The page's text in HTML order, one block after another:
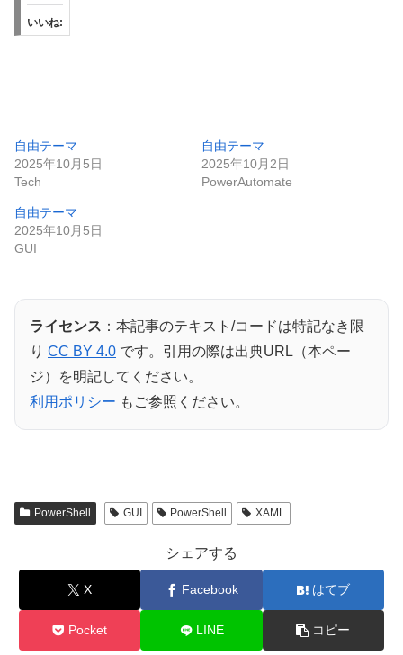
いいね:
自由テーマ
2025年10月5日
Tech
自由テーマ
2025年10月2日
PowerAutomate
自由テーマ
2025年10月5日
GUI
ライセンス ：本記事のテキスト/コードは特記なき限
り CC BY 4.0 です。引用の際は出典URL（本ペー
ジ）を明記してください。
利用ポリシー もご参照ください。
PowerShell GUI PowerShell XAML
シェアする
X Facebook はてブ
Pocket LINE コピー